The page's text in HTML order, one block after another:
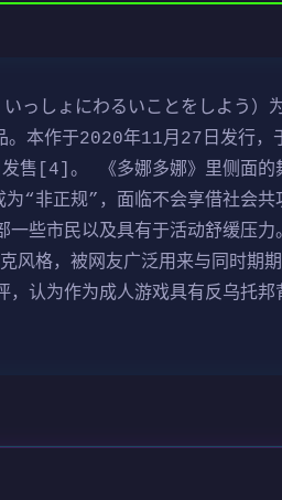
っしょにわるいことをしよう）
。本作于2020年11月27日发行
售[4]。 《多娜多娜》里侧面的
“非正规”，面临不会享借社会
些市民以及具有于活动舒缓压
格，被网友广泛用来与同时期
认为作为成人游戏具有反乌托